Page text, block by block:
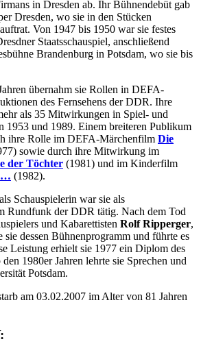
in Dresden ab. Ihr Bühnendebüt gab
Dresden, wo sie in den Stücken
auftrat. Von 1947 bis 1950 war sie festes
Staatsschauspiel, anschließend
Brandenburg in Potsdam, wo sie bis
übernahm sie Rollen in DEFA-
des Fernsehens der DDR. Ihre
als 35 Mitwirkungen in Spiel- und
1953 und 1989. Einem breiteren Publikum
ihre Rolle im DEFA-Märchenfilm Die
sowie durch ihre Mitwirkung im
der Töchter (1981) und im Kinderfilm
(1982).
Schauspielerin war sie als
Rundfunk der DDR tätig. Nach dem Tod
und Kabarettisten Rolf Ripperger,
sie dessen Bühnenprogramm und führte es
Leistung erhielt sie 1977 ein Diplom des
1980er Jahren lehrte sie Sprechen und
Potsdam.
am 03.02.2007 im Alter von 81 Jahren